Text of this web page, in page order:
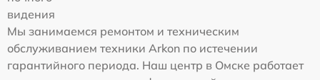
видения
Мы занимаемся ремонтом и техническим
обслуживанием техники Arkon по истечении
гарантийного периода. Наш центр в Омске работает